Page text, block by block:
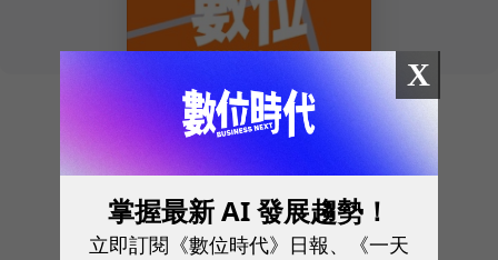
往下滑看下一篇文章
X
掌握最新 AI 發展趨勢！
立即訂閱《數位時代》日報、《一天